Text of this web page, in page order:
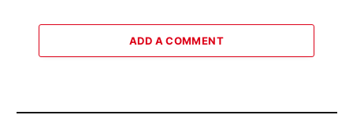
ADD A COMMENT